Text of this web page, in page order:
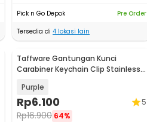
Pick n Go Depok
Pre Order
Tersedia di 4 lokasi lain
Taffware Gantungan Kunci
Carabiner Keychain Clip Stainless
Purple
Rp6.100
Rp16.900 64%
5